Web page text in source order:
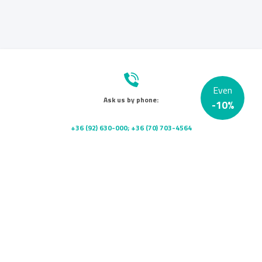
Ask us by phone:
+36 (92) 630-000; +36 (70) 703-4564
Even
-10%